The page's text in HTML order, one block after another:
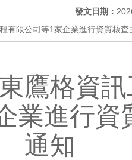
發文日期：
有限公司等1家企業進行資質核查
鷹格資
業進行資
通知